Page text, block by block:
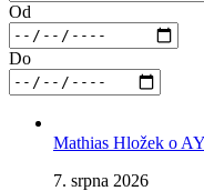
Od
Do
Mathias Hložek o
7. srpna 2026